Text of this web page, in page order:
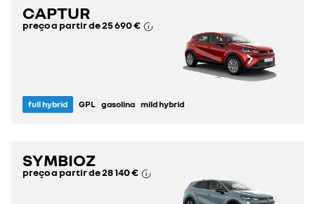
CAPTUR
preço a partir de25 690 €
full hybrid GPL gasolina mild hybrid
SYMBIOZ
preço a partir de28 140 €